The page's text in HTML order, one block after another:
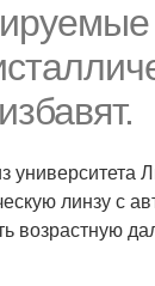
университета
линзу с
возрастную